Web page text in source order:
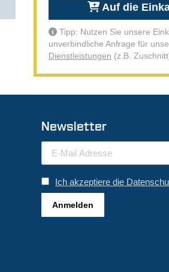
Auf die
Tipp: Nutzen Sie unsere
unverbindliche Anfrage für
Dienstleistungen (z.B.
Newsletter
Ich akzeptiere die